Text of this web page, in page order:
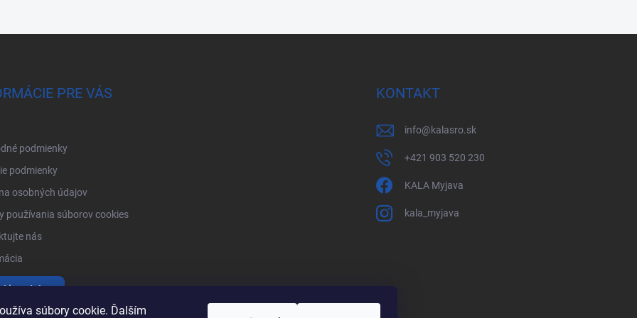
súbory cookie. Ďalším
PRE VÁS
podmienky
podmienky
osobných údajov
používania súborov cookies
nás
produkty
KONTAKT
info@kalasro.sk
+421 903 520 230
KALA Myjava
kala_myjava